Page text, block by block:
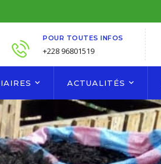
POUR TOUTES INFOS
+228 96801519
ACTUALITÉS